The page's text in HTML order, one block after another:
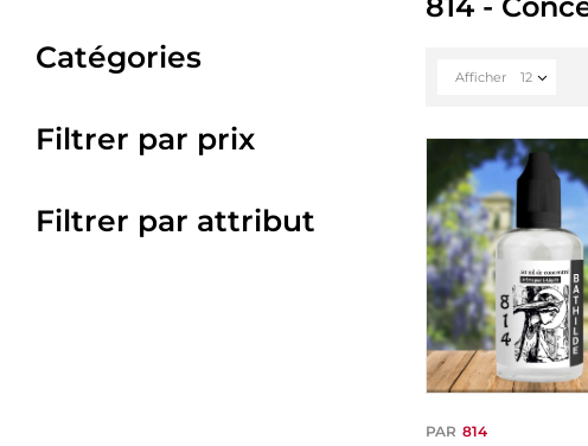
Catégories
Filtrer par prix
Filtrer par attribut
Afficher 12
PAR 814